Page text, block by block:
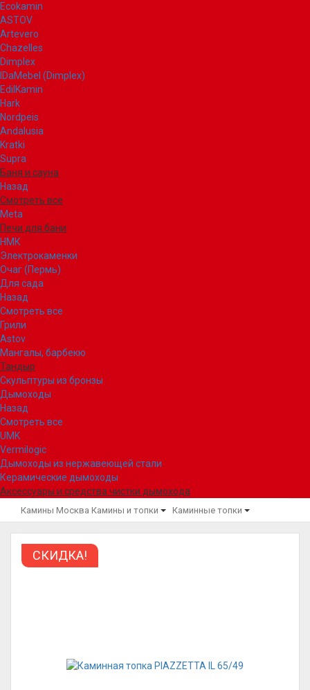
Ecokamin
ASTOV
Artevero
Chazelles
Dimplex
IDaMebel (Dimplex)
EdilKamin
Hark
Nordpeis
Andalusia
Kratki
Supra
Баня и сауна
Назад
Смотреть все
Meta
Печи для бани
НМК
Электрокаменки
Очаг (Пермь)
Для сада
Назад
Смотреть все
Грили
Astov
Мангалы, барбекю
Тандыр
Скульптуры из бронзы
Дымоходы
Назад
Смотреть все
UMK
Vermilogic
Дымоходы из нержавеющей стали
Керамические дымоходы
Аксессуары и средства чистки дымохода
Камины Москва Камины и топки Каминные топки
СКИДКА!